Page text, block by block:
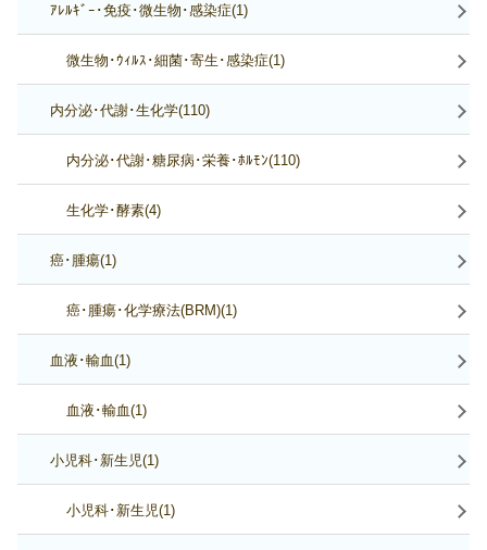
ｱﾚﾙｷﾞｰ･免疫･微生物･感染症(1)
微生物･ｳｨﾙｽ･細菌･寄生･感染症(1)
内分泌･代謝･生化学(110)
内分泌･代謝･糖尿病･栄養･ﾎﾙﾓﾝ(110)
生化学･酵素(4)
癌･腫瘍(1)
癌･腫瘍･化学療法(BRM)(1)
血液･輸血(1)
血液･輸血(1)
小児科･新生児(1)
小児科･新生児(1)